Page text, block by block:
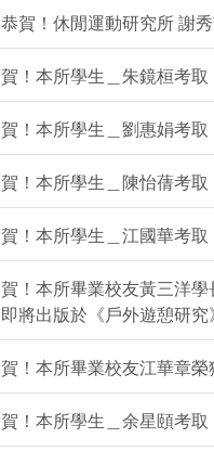
恭賀！休閒運動研究所 謝
賀！本所學生＿朱鏡桓考取
賀！本所學生＿劉惠娟考取
賀！本所學生＿陳怡蒨考取
賀！本所學生＿江國華考取
賀！本所畢業校友黃三洋
即將出版於《戶外遊憩研
賀！本所畢業校友江華章
賀！本所學生＿余星頤考取